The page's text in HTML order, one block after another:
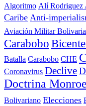
Algoritmo Alí Rodriguez
Caribe Anti-
Aviación Militar
Carabobo
Batalla Carabobo CHE
Coronavirus Declive
Doctrina Monroe
Bolivariano Elecciones